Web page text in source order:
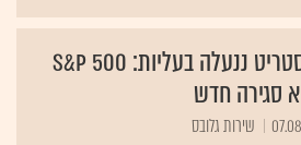
וול סטריט ננעלה בעליות: S&P 500
סגירה חדש
שירות גלובס